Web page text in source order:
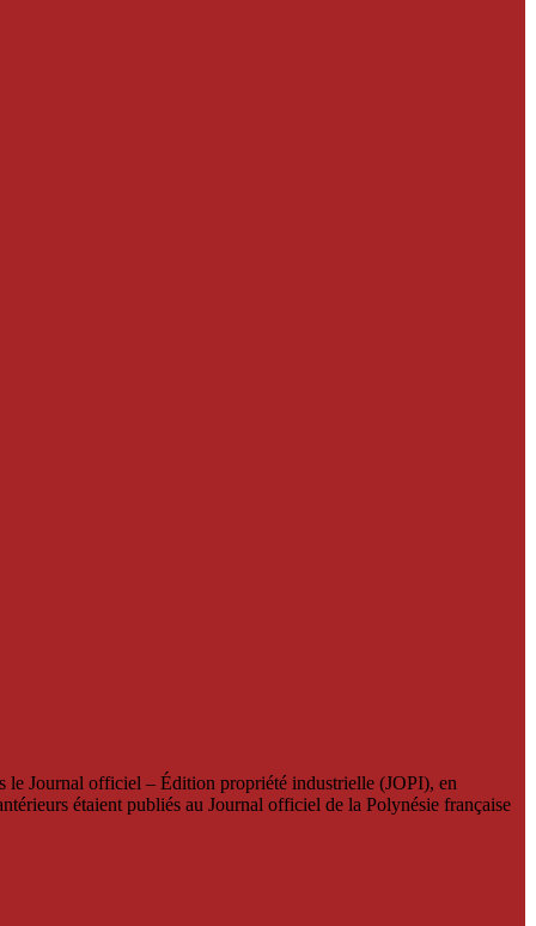
le Journal officiel – Édition propriété industrielle (JOPI), en
étaient publiés au Journal officiel de la Polynésie française